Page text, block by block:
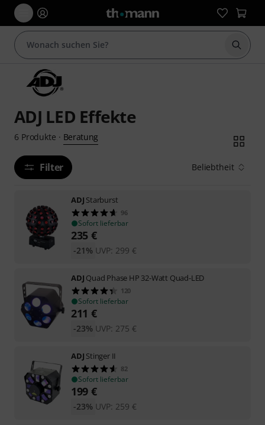
Suche
ADJ LED Effekte
6 Produkte · Beratung
Filter Beliebtheit
ADJ Starburst
96
Sofort lieferbar
235 €
UVP: 299 €
-21%
ADJ Quad Phase HP 32-Watt Quad-LED
120
Sofort lieferbar
211 €
UVP: 275 €
-23%
ADJ Stinger II
82
Sofort lieferbar
199 €
UVP: 259 €
-23%